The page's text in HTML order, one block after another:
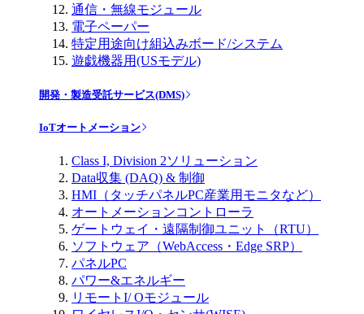
通信・無線モジュール
電子ペーパー
特定用途向け組込みボード/システム
遊戯機器用(USモデル)
開発・製造受託サービス(DMS)
IoTオートメーション
Class I, Division 2ソリューション
Data収集 (DAQ) & 制御
HMI（タッチパネルPC産業用モニタなど）
オートメーションコントローラ
ゲートウェイ・遠隔制御ユニット（RTU）
ソフトウェア（WebAccess・Edge SRP）
パネルPC
パワー&エネルギー
リモートI/ Oモジュール